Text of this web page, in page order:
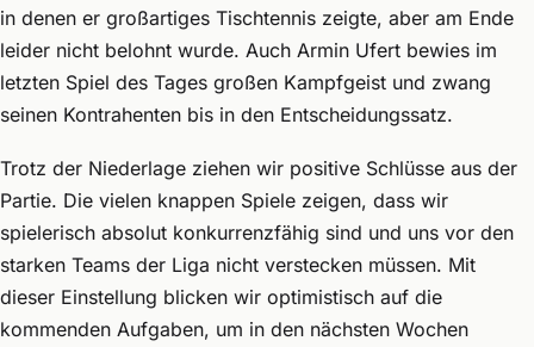
in denen er großartiges Tischtennis zeigte, aber am Ende
leider nicht belohnt wurde. Auch Armin Ufert bewies im
letzten Spiel des Tages großen Kampfgeist und zwang
seinen Kontrahenten bis in den Entscheidungssatz.
Trotz der Niederlage ziehen wir positive Schlüsse aus der
Partie. Die vielen knappen Spiele zeigen, dass wir
spielerisch absolut konkurrenzfähig sind und uns vor den
starken Teams der Liga nicht verstecken müssen. Mit
dieser Einstellung blicken wir optimistisch auf die
kommenden Aufgaben, um in den nächsten Wochen